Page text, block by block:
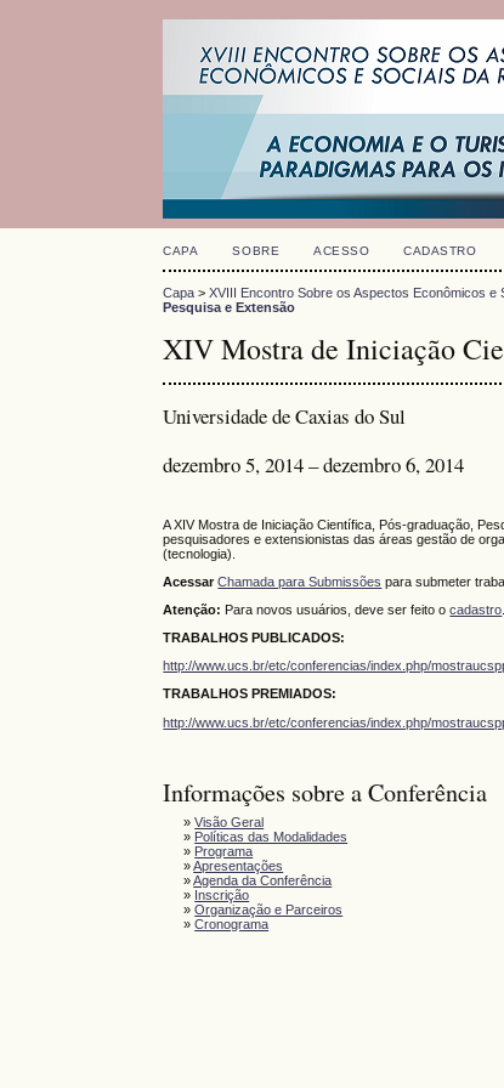
CAPA SOBRE ACESSO CADASTRO
Capa >XVIII Encontro Sobre os Aspectos Econômicos
Pesquisa e Extensão
XIV Mostra de Iniciação
Universidade de Caxias do Sul
dezembro 5, 2014 – dezembro 6, 2014
A XIV Mostra de Iniciação Científica, Pós-graduação,
pesquisadores e extensionistas das áreas gestão de
(tecnologia).
AcessarChamada para Submissões para submeter
Atenção: Para novos usuários, deve ser feito ocadastro
TRABALHOS PUBLICADOS:
http://www.ucs.br/etc/conferencias/index.php/
TRABALHOS PREMIADOS:
http://www.ucs.br/etc/conferencias/index.php/
Informações sobre a Conferência
»Visão Geral
» Políticas das Modalidades
» Programa
»Apresentações
»Agenda da Conferência
» Inscrição
»Organização e Parceiros
»Cronograma